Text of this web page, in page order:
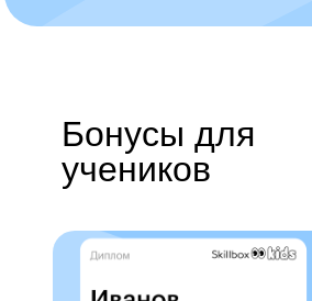
Бонусы для
учеников